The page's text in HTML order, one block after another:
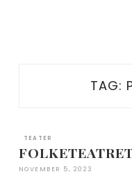
TAG:
TEATER
NOVEMBER 5, 2023